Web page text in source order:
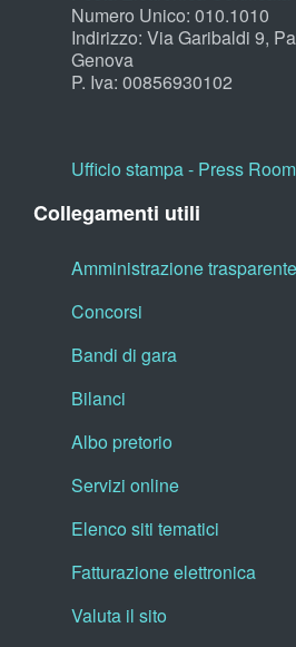
Numero Unico: 010.1010
Indirizzo: Via Garibaldi 9,
Genova
P. Iva: 00856930102
Ufficio stampa - Press Room
Collegamenti utili
Amministrazione trasparente
Concorsi
Bandi di gara
Bilanci
Albo pretorio
Servizi online
Elenco siti tematici
Fatturazione elettronica
Valuta il sito